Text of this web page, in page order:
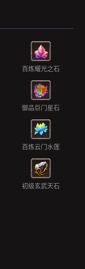
百炼耀光之石
御品巨门星石
百炼云门水莲
初级玄武天石